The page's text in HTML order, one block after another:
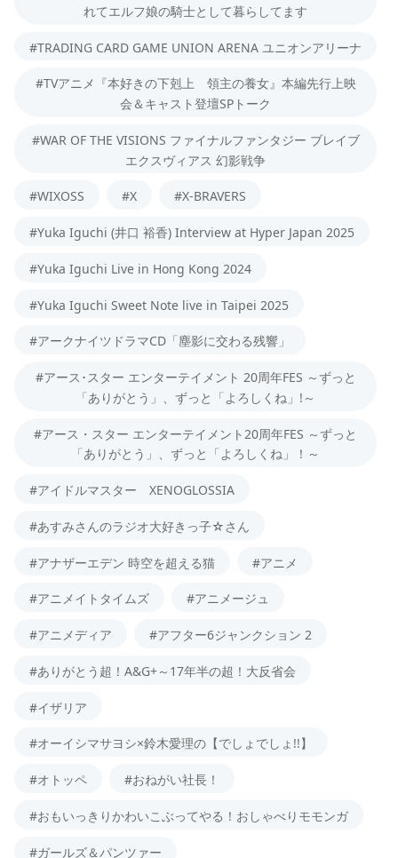
れてエルフ娘の騎士として暮らしてます
#TRADING CARD GAME UNION ARENA ユニオンアリーナ
#TVアニメ『本好きの下剋上 領主の養女』本編先行上映
会＆キャスト登壇SPトーク
#WAR OF THE VISIONS ファイナルファンタジー ブレイブ
エクスヴィアス 幻影戦争
#WIXOSS #X #X-BRAVERS
#Yuka Iguchi (井口 裕香) Interview at Hyper Japan 2025
#Yuka Iguchi Live in Hong Kong 2024
#Yuka Iguchi Sweet Note live in Taipei 2025
#アークナイツドラマCD「塵影に交わる残響」
#アース･スター エンターテイメント 20周年FES ～ずっと
「ありがとう」、ずっと「よろしくね」!～
#アース・スター エンターテイメント20周年FES ～ずっと
「ありがとう」、ずっと「よろしくね」！～
#アイドルマスター XENOGLOSSIA
#あすみさんのラジオ大好きっ子☆さん
#アナザーエデン 時空を超える猫 #アニメ
#アニメイトタイムズ #アニメージュ
#アニメディア #アフター6ジャンクション 2
#ありがとう超！A&G+～17年半の超！大反省会
#イザリア
#オーイシマサヨシ×鈴木愛理の【でしょでしょ!!】
#オトッペ #おねがい社長！
#おもいっきりかわいこぶってやる！おしゃべりモモンガ
#ガールズ＆パンツァー